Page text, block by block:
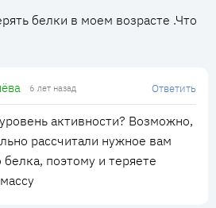
белки в моем возрасте .Что
6 лет назад Ответить
активности? Возможно,
рассчитали нужное вам
белка, поэтому и теряете